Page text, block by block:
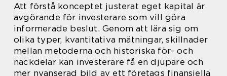
Att förstå konceptet justerat eget kapital är
avgörande för investerare som vill göra
informerade beslut. Genom att lära sig om
olika typer, kvantitativa mätningar, skillnader
mellan metoderna och historiska för- och
nackdelar kan investerare få en djupare och
mer nyanserad bild av ett företags finansiella